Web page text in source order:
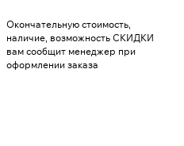
Окончательную стоимость,
наличие, возможность СКИДКИ
вам сообщит менеджер при
оформлении заказа